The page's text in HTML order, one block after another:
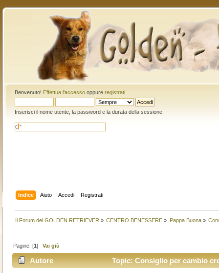
Benvenuto! Effettua l'accessooppure registrati.
Inserisci il nome utente, la password e la durata della sessione.
Indice Aiuto Accedi Registrati
Il Forum del GOLDEN RETRIEVER » CENTRO BENESSERE » Pappa Buona»
Pagine: [1]Vai giù
Autore Topic: Consiglio per cambio